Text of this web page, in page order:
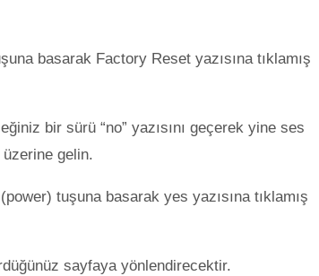
basarak Factory Reset yazısına tıklamış
bir sürü “no” yazısını geçerek yine ses
üzerine gelin.
tuşuna basarak yes yazısına tıklamış
sayfaya yönlendirecektir.